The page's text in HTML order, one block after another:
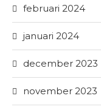
februari 2024
januari 2024
december 2023
november 2023